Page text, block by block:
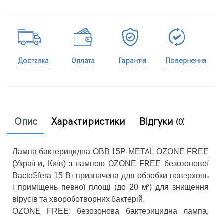
Доставка Оплата Гарантія Повернення
Опис Характиристики Відгуки (0)
Лампа бактерицидна OBB 15P-METAL OZONE FREE
(України, Київ) з ​​лампою OZONE FREE безозонової
BactoSfera 15 Вт призначена для обробки поверхонь
і приміщень певної площі (до 20 м²) для знищення
вірусів та хвороботворних бактерій.
OZONE FREE: безозонова бактерицидна лампа,